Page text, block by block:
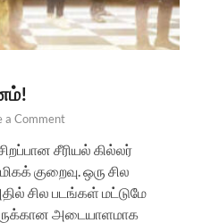
a Comment
சீரியல் கில்லர்
குறைவு. ஒரு சில
சில படங்கள் மட்டுமே
அடையாளமாக